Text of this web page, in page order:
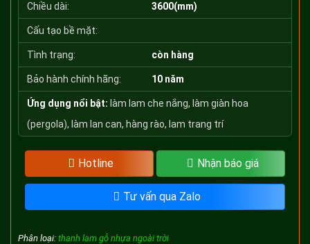
Chiều dài: 3600(mm)
Cấu tạo bề mặt:
Tình trạng: còn hàng
Bảo hành chính hãng: 10 năm
Ứng dụng nổi bật: làm lam che nắng, làm giàn hoa
(pergola), làm lan can, hàng rào, lam trang trí
Hotline Nhận báo giá
Tư vấn qua Zalo
Phân loại: thanh lam gỗ nhựa ngoài trời